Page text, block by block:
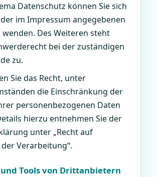
Datenschutz können Sie sich
im Impressum angegebenen
wenden. Des Weiteren steht
bei der zuständigen
zu.
Sie das Recht, unter
die Einschränkung der
personenbezogenen Daten
hierzu entnehmen Sie der
unter „Recht auf
Verarbeitung“.
und Tools von Drittanbietern